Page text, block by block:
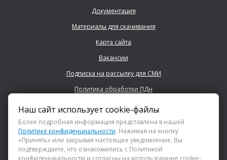
Документация
Материалы для скачивания
Карта сайта
Вакансии
Подписка на рассылку для СМИ
Политика обработки ПДн
+7 (843) 222 0700
info@dsspkazan.ru
Наш сайт использует cookie-файлы
Более подробная информация представлена в нашей
Политике конфиденциальности. Нажимая на кнопку
«Принять» или закрывая настоящее уведомление, Вы
подтверждаете, что ознакомились с Политикой
конфиденциальности и согласны на использование cookie-